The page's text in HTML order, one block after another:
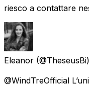
riesco a contattare
Eleanor
@WindTreOfficial